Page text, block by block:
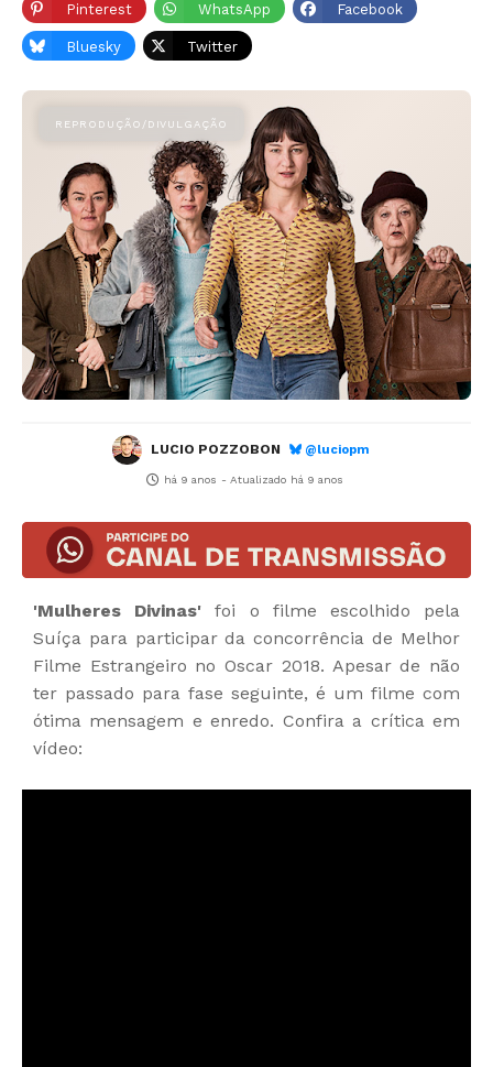
Pinterest WhatsApp Facebook
Bluesky Twitter
LUCIO POZZOBON @luciopm
há 9 anos - Atualizado há 9 anos
'Mulheres Divinas' foi o filme escolhido pela
Suíça para participar da concorrência de Melhor
Filme Estrangeiro no Oscar 2018. Apesar de não
ter passado para fase seguinte, é um filme com
ótima mensagem e enredo. Confira a crítica em
vídeo: